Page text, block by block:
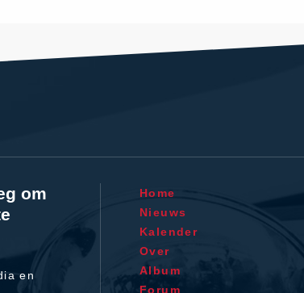
om
en
Home
Nieuws
Kalender
Over
Album
Forum